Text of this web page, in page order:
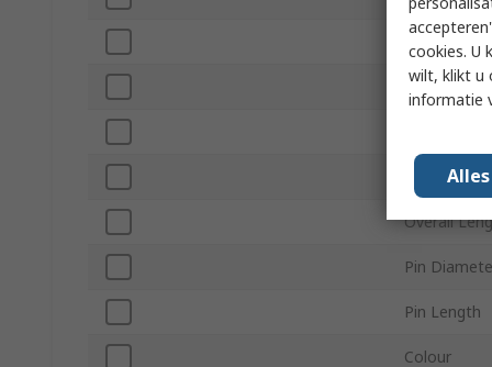
Minimum
Minimum
Maximum
Overall
Pin
Pin Length
Colour
cookies. U
wilt, klikt u
informatie